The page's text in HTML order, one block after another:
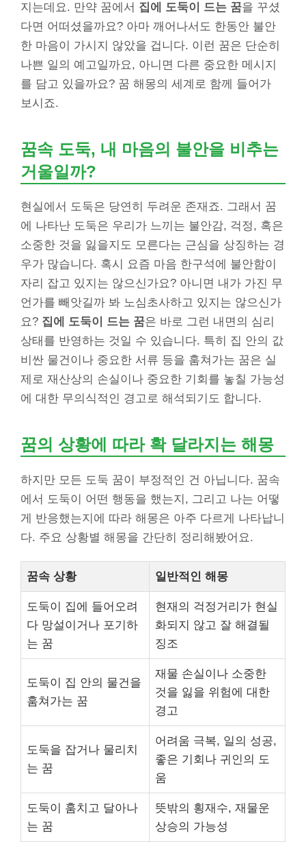
지는데요. 만약 꿈에서 집에 도둑이 드는 꿈을 꾸셨
다면 어떠셨을까요? 아마 깨어나서도 한동안 불안
한 마음이 가시지 않았을 겁니다. 이런 꿈은 단순히
나쁜 일의 예고일까요, 아니면 다른 중요한 메시지
를 담고 있을까요? 꿈 해몽의 세계로 함께 들어가
보시죠.
꿈속 도둑, 내 마음의 불안을 비추는
거울일까?
현실에서 도둑은 당연히 두려운 존재죠. 그래서 꿈
에 나타난 도둑은 우리가 느끼는 불안감, 걱정, 혹은
소중한 것을 잃을지도 모른다는 근심을 상징하는 경
우가 많습니다. 혹시 요즘 마음 한구석에 불안함이
자리 잡고 있지는 않으신가요? 아니면 내가 가진 무
언가를 빼앗길까 봐 노심초사하고 있지는 않으신가
요? 집에 도둑이 드는 꿈은 바로 그런 내면의 심리
상태를 반영하는 것일 수 있습니다. 특히 집 안의 값
비싼 물건이나 중요한 서류 등을 훔쳐가는 꿈은 실
제로 재산상의 손실이나 중요한 기회를 놓칠 가능성
에 대한 무의식적인 경고로 해석되기도 합니다.
꿈의 상황에 따라 확 달라지는 해몽
하지만 모든 도둑 꿈이 부정적인 건 아닙니다. 꿈속
에서 도둑이 어떤 행동을 했는지, 그리고 나는 어떻
게 반응했는지에 따라 해몽은 아주 다르게 나타납니
다. 주요 상황별 해몽을 간단히 정리해봤어요.
꿈속 상황 일반적인 해몽
도둑이 집에 들어오려
다 망설이거나 포기하
는 꿈
현재의 걱정거리가 현실
화되지 않고 잘 해결될
징조
도둑이 집 안의 물건을
훔쳐가는 꿈
재물 손실이나 소중한
것을 잃을 위험에 대한
경고
도둑을 잡거나 물리치
는 꿈
어려움 극복, 일의 성공,
좋은 기회나 귀인의 도
움
도둑이 훔치고 달아나
는 꿈
뜻밖의 횡재수, 재물운
상승의 가능성